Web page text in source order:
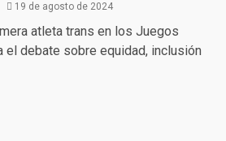
19 de agosto de 2024
atleta trans en los Juegos
el debate sobre equidad, inclusión